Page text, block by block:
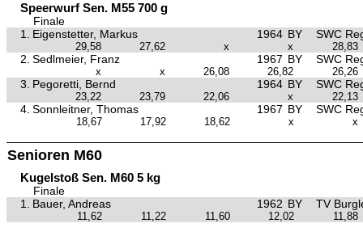
Speerwurf Sen. M55 700 g
Finale
1.
Eigenstetter, Markus 1964 BY SWC
29,58 27,62 x x 28,83
2. Sedlmeier, Franz 1967 BY SWC
x x 26,08 26,82 26,26
3. Pegoretti, Bernd 1964 BY SWC
23,22 23,79 22,06 x 22,13
4. Sonnleitner, Thomas 1967 BY SWC
18,67 17,92 18,62 x x
Senioren M60
Kugelstoß Sen. M60 5 kg
Finale
1.
Bauer, Andreas 1962 BY TV
11,62 11,22 11,60 12,02 11,88